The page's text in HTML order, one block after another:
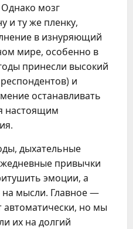
мозг
и ту же пленку,
в изнуряющий
мире, особенно в
принесли высокий
и
останавливать
настоящим
дыхательные
привычки
эмоции, а
мысли. Главное —
автоматически, но мы
их на долгий